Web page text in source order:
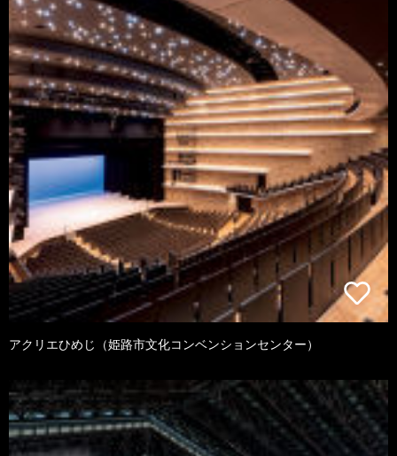
アクリエひめじ（姫路市文化コンベンションセンター）